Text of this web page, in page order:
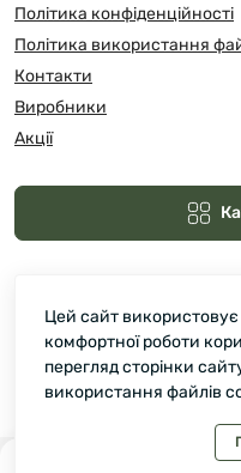
Політика конфіденційності
Політика використання
Контакти
Виробники
Акції
Цей сайт
комфортної роботи
перегляд сторінки
використання файлів